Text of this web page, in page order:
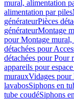
mural, alimentation
alimentation par piles
générateurPièces
générateurMontage
pour Montage mural,
détachées pour
détachées pour Pour
appareils pour
murauxVidages pour
lavabosSiphons en
tube coudéSiphons